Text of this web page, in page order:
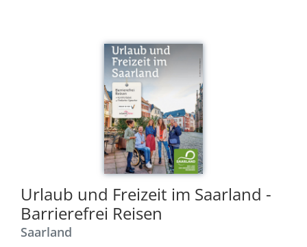
Urlaub und Freizeit im Saarland -
Barrierefrei Reisen
Saarland